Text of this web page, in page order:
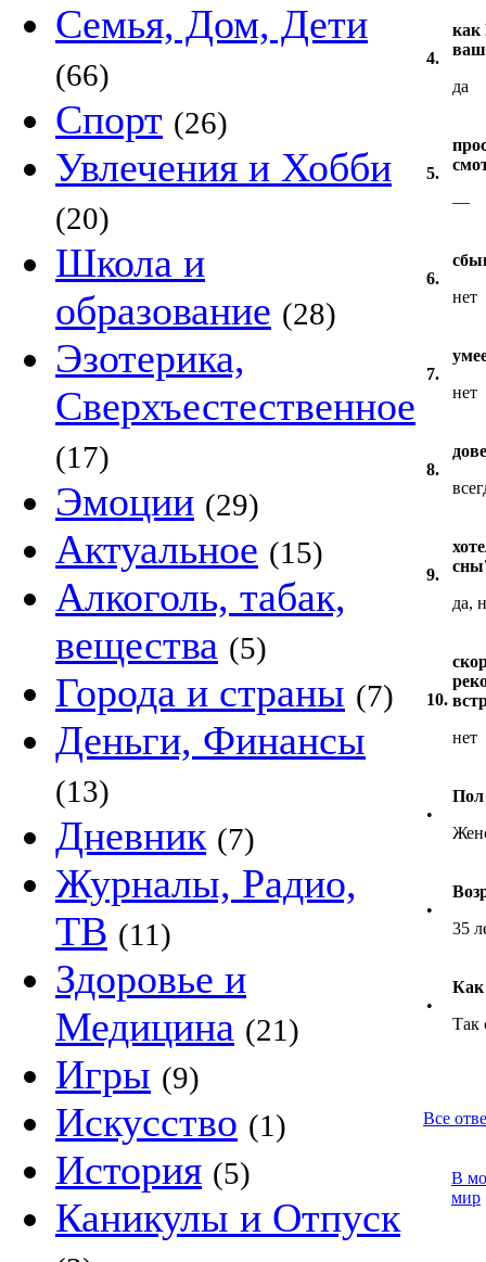
Семья, Дом, Дети
(66)
Спорт (26)
Увлечения и Хобби
(20)
Школа и
образование (28)
Эзотерика,
Сверхъестественное
(17)
Эмоции (29)
Актуальное (15)
Алкоголь, табак,
вещества (5)
Города и страны (7)
Деньги, Финансы
(13)
Дневник (7)
Журналы, Радио,
ТВ (11)
Здоровье и
Медицина (21)
Игры (9)
Искусство (1)
История (5)
Каникулы и Отпуск
4.
как
да
5.
—
6.
нет
7.
нет
8.
9.
да,
10.
нет
•
Пол
•
35
•
Как
Так
Все
В
мир